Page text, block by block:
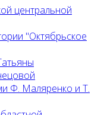
центральной
"Октябрьское
Ф. Маляренко и Т.